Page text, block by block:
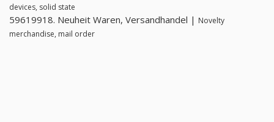
devices, solid state
59619918. Neuheit Waren, Versandhandel | Novelty
merchandise, mail order